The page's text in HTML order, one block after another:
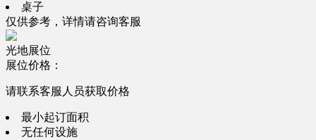
桌子
仅供参考，详情请咨询客服
光地展位
展位价格：
请联系客服人员获取价格
最小起订面积
无任何设施